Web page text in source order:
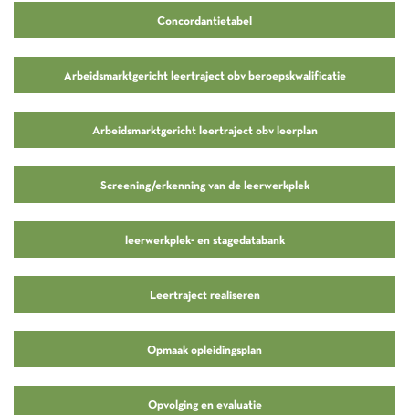
Concordantietabel
Arbeidsmarktgericht leertraject obv beroepskwalificatie
Arbeidsmarktgericht leertraject obv leerplan
Screening/erkenning van de leerwerkplek
leerwerkplek- en stagedatabank
Leertraject realiseren
Opmaak opleidingsplan
Opvolging en evaluatie